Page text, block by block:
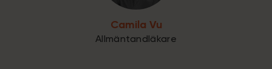
Camila Vu
Allmäntandläkare